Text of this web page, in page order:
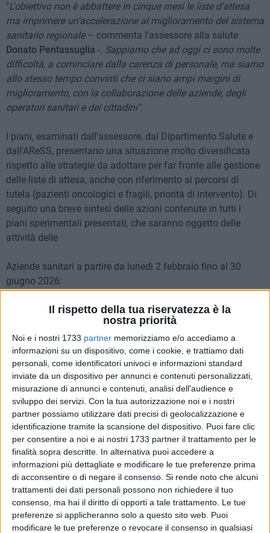
Il rispetto della tua riservatezza è la
nostra priorità
Noi e i nostri 1733 partner memorizziamo e/o accediamo a
informazioni su un dispositivo, come i cookie, e trattiamo dati
personali, come identificatori univoci e informazioni standard
inviate da un dispositivo per annunci e contenuti personalizzati,
misurazione di annunci e contenuti, analisi dell'audience e
sviluppo dei servizi. Con la tua autorizzazione noi e i nostri
partner possiamo utilizzare dati precisi di geolocalizzazione e
identificazione tramite la scansione del dispositivo. Puoi fare clic
per consentire a noi e ai nostri 1733 partner il trattamento per le
finalità sopra descritte. In alternativa puoi accedere a
informazioni più dettagliate e modificare le tue preferenze prima
di acconsentire o di negare il consenso. Si rende noto che alcuni
trattamenti dei dati personali possono non richiedere il tuo
consenso, ma hai il diritto di opporti a tale trattamento. Le tue
preferenze si applicheranno solo a questo sito web. Puoi
modificare le tue preferenze o revocare il consenso in qualsiasi
"L'obiettivo non è abbattere in cinque mesi le liste d'attesa
ma imprimere un'accelerazione al miglioramento del sistema
sanitario regionale– commenta l'assessore alla salute
Donato Pentassuglia -. Sappiamo che ad oggi ci sono molte
difficoltà, a cominciare dalla carenza di personale, ma siamo
allo stesso tempo convinti che ci siano ampi margini di
miglioramento, con la collaborazione delle aziende, degli
operatori sanitari e dei cittadini".
I piani, esaminati dall'assessore, dal Dipartimento Salute e
dall'AReSS, presentano una situazione molto diversificata
rispetto alle strategie da adottare per far fronte alle gestione
delle liste di attesa, anche con riferimento ai percorsi di
tutela (pazienti oncologici e fragili, priorità di intervento). Di
seguito una breve sintesi delle azioni contenute in tutti i
piani sperimentali presentati, che saranno oggetto delle
attività delle
Aziende sanitari a partire da lunedì 2 febbraio fino al 30
giugno 2026:
Attività di recall attivo dei cittadini:
· Contatto diretto dei pazienti in lista di attesa per:
o confermare l'esigenza della prestazione;
o anticipare l'appuntamento;
o registrare rinunce e rifiuti, unitamente alla motivazione.
Aperture straordinarie e ampliamento degli orari di
assistenza, attraverso:
· Apertura degli ambulatori in fascia serale e nei giorni
festivi;
· Estensione della funzionalità giornaliera fino a 12 ore
continuative;
· Sedute operatorie aggiuntive per i ricoveri programmati.
Verifica dell'appropriatezza prescrittiva